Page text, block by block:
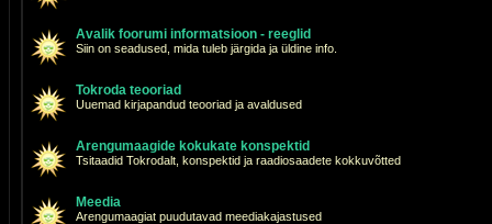
Avalik foorumi informatsioon - reeglid
Siin on seadused, mida tuleb järgida ja üldine info.
Tokroda teooriad
Uuemad kirjapandud teooriad ja avaldused
Arengumaagide kokukate konspektid
Tsitaadid Tokrodalt, konspektid ja raadiosaadete kokkuvõtted
Meedia
Arengumaagiat puudutavad meediakajastused